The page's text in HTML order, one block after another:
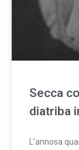
Secca
diatriba
L’annosa